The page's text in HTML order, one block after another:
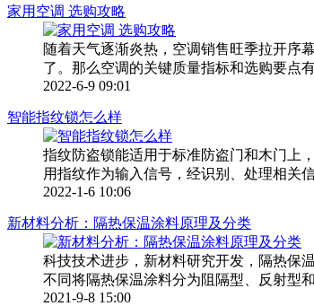
家用空调 选购攻略
随着天气逐渐炎热，空调销售旺季拉开序
了。那么空调的关键质量指标和选购要点
2022-6-9 09:01
智能指纹锁怎么样
指纹防盗锁能适用于标准防盗门和木门上
用指纹作为输入信号，经识别、处理相关
2022-1-6 10:06
新材料分析：隔热保温涂料原理及分类
科技技术进步，新材料研究开发，隔热保
不同将隔热保温涂料分为阻隔型、反射型
2021-9-8 15:00